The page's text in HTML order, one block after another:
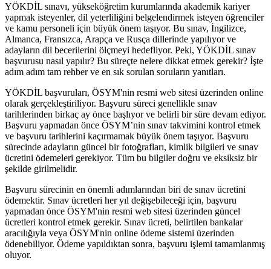
YÖKDİL sınavı, yükseköğretim kurumlarında akademik kariyer
yapmak isteyenler, dil yeterliliğini belgelendirmek isteyen öğrenciler
ve kamu personeli için büyük önem taşıyor. Bu sınav, İngilizce,
Almanca, Fransızca, Arapça ve Rusça dillerinde yapılıyor ve
adayların dil becerilerini ölçmeyi hedefliyor. Peki, YÖKDİL sınav
başvurusu nasıl yapılır? Bu süreçte nelere dikkat etmek gerekir? İşte
adım adım tam rehber ve en sık sorulan soruların yanıtları.
YÖKDİL başvuruları, ÖSYM'nin resmi web sitesi üzerinden online
olarak gerçekleştiriliyor. Başvuru süreci genellikle sınav
tarihlerinden birkaç ay önce başlıyor ve belirli bir süre devam ediyor.
Başvuru yapmadan önce ÖSYM’nin sınav takvimini kontrol etmek
ve başvuru tarihlerini kaçırmamak büyük önem taşıyor. Başvuru
sürecinde adayların güncel bir fotoğrafları, kimlik bilgileri ve sınav
ücretini ödemeleri gerekiyor. Tüm bu bilgiler doğru ve eksiksiz bir
şekilde girilmelidir.
Başvuru sürecinin en önemli adımlarından biri de sınav ücretini
ödemektir. Sınav ücretleri her yıl değişebileceği için, başvuru
yapmadan önce ÖSYM'nin resmi web sitesi üzerinden güncel
ücretleri kontrol etmek gerekir. Sınav ücreti, belirtilen bankalar
aracılığıyla veya ÖSYM'nin online ödeme sistemi üzerinden
ödenebiliyor. Ödeme yapıldıktan sonra, başvuru işlemi tamamlanmış
oluyor.